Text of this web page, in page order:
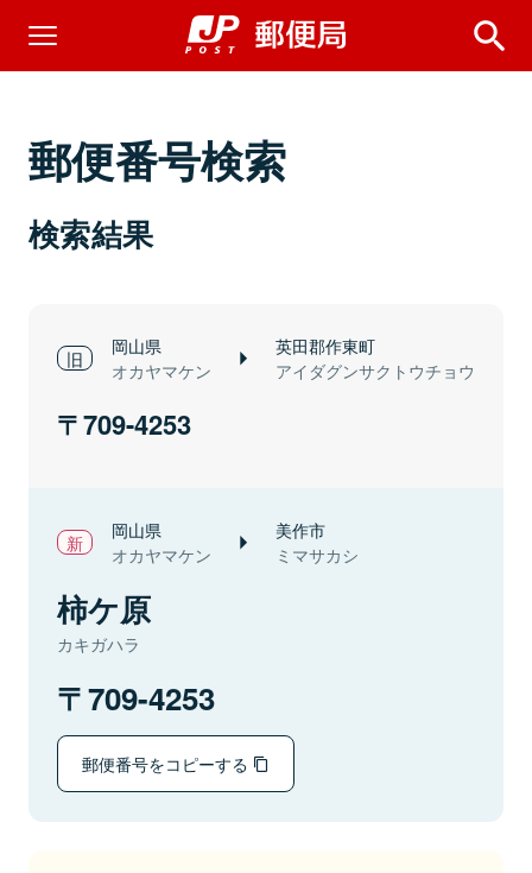
郵便番号検索
検索結果
岡山県
オカヤマケン
英田郡作東町
アイダグンサクトウチョウ
709-4253
岡山県
オカヤマケン
美作市
ミマサカシ
柿ケ原
カキガハラ
709-4253
郵便番号をコピーする